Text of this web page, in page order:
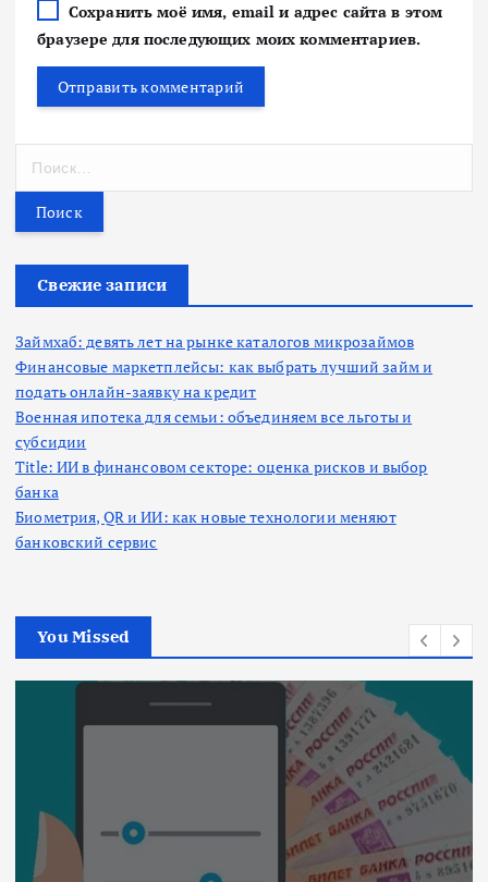
Сохранить моё имя, email и адрес сайта в этом
браузере для последующих моих комментариев.
т
Свежие записи
Займхаб: девять лет на рынке каталогов микрозаймов
Финансовые маркетплейсы: как выбрать лучший займ и
подать онлайн-заявку на кредит
Военная ипотека для семьи: объединяем все льготы и
субсидии
Title: ИИ в финансовом секторе: оценка рисков и выбор
банка
Биометрия, QR и ИИ: как новые технологии меняют
банковский сервис
You Missed